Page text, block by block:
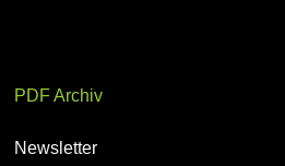
PDF Archiv
Newsletter